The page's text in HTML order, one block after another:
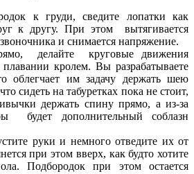
к груди, сведите лопатки как
к другу. При этом вытягивается
и снимается напряжение.
делайте круговые движения
кролем. Вы разрабатываете
облегчает им задачу держать шею
сидеть на табуретках пока не стоит,
держать спину прямо, а из-за
будет дополнительный соблазн
руки и немного отведите их от
при этом вверх, как будто хотите
Подбородок при этом остается